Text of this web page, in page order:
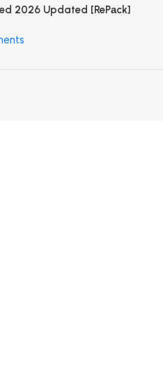
2026 Updated [RePаck]